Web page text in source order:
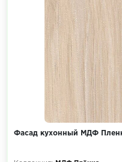
Фасад кухонный МДФ